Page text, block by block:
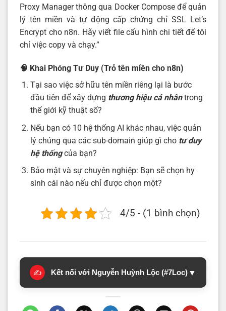
Proxy Manager thông qua Docker Compose để quản
lý tên miền và tự động cấp chứng chỉ SSL Let’s
Encrypt cho n8n. Hãy viết file cấu hình chi tiết để tôi
chỉ việc copy và chạy.”
🧠 Khai Phóng Tư Duy (Trỏ tên miền cho n8n)
Tại sao việc sở hữu tên miền riêng lại là bước
đầu tiên để xây dựng thương hiệu cá nhântrong
thế giới kỹ thuật số?
Nếu bạn có 10 hệ thống AI khác nhau, việc quản
lý chúng qua các sub-domain giúp gì cho tư duy
hệ thốngcủa bạn?
Bảo mật và sự chuyên nghiệp: Bạn sẽ chọn hy
sinh cái nào nếu chỉ được chọn một?
4/5 - (1 bình chọn)
✍️ Kết nối với Nguyễn Huỳnh Lộc (#7Loc) ▼